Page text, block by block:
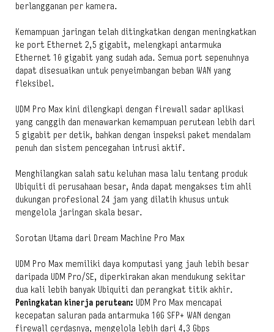
berlangganan per kamera.
Kemampuan jaringan telah ditingkatkan dengan meningkatkan
ke port Ethernet 2,5 gigabit, melengkapi antarmuka
Ethernet 10 gigabit yang sudah ada. Semua port sepenuhnya
dapat disesuaikan untuk penyeimbangan beban WAN yang
fleksibel.
UDM Pro Max kini dilengkapi dengan firewall sadar aplikasi
yang canggih dan menawarkan kemampuan perutean lebih dari
5 gigabit per detik, bahkan dengan inspeksi paket mendalam
penuh dan sistem pencegahan intrusi aktif.
Menghilangkan salah satu keluhan masa lalu tentang produk
Ubiquiti di perusahaan besar, Anda dapat mengakses tim ahli
dukungan profesional 24 jam yang dilatih khusus untuk
mengelola jaringan skala besar.
Sorotan Utama dari Dream Machine Pro Max
UDM Pro Max memiliki daya komputasi yang jauh lebih besar
daripada UDM Pro/SE, diperkirakan akan mendukung sekitar
dua kali lebih banyak Ubiquiti dan perangkat titik akhir.
Peningkatan kinerja perutean: UDM Pro Max mencapai
kecepatan saluran pada antarmuka 10G SFP+ WAN dengan
firewall cerdasnya, mengelola lebih dari 4,3 Gbps